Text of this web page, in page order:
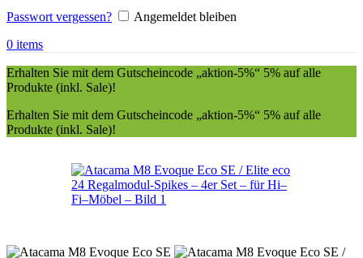
Passwort vergessen?
Angemeldet bleiben
0 items
Erhalten Sie mit dem Gutscheincode „aktion-5%“ 5% auf alle
Produkte (inkl. Sale)!
Erhalten Sie mit dem Gutscheincode „aktion-5%“ 5% auf alle
Produkte (inkl. Sale)!